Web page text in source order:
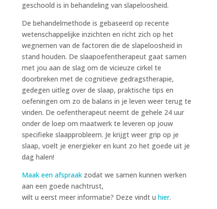
geschoold is in behandeling van slapeloosheid.
De behandelmethode is gebaseerd op recente
wetenschappelijke inzichten en richt zich op het
wegnemen van de factoren die de slapeloosheid in
stand houden. De slaapoefentherapeut gaat samen
met jou aan de slag om de vicieuze cirkel te
doorbreken met de cognitieve gedragstherapie,
gedegen uitleg over de slaap, praktische tips en
oefeningen om zo de balans in je leven weer terug te
vinden. De oefentherapeut neemt de gehele 24 uur
onder de loep om maatwerk te leveren op jouw
specifieke slaapprobleem. Je krijgt weer grip op je
slaap, voelt je energieker en kunt zo het goede uit je
dag halen!
Maak een afspraakzodat we samen kunnen werken
aan een goede nachtrust,
wilt u eerst meer informatie? Deze vindt u hier.